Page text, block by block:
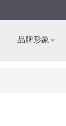
品牌形象